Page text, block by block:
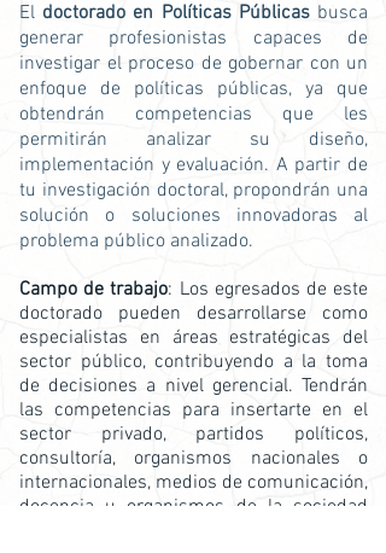
El doctorado en Políticas Públicas busca
generar profesionistas capaces de
investigar el proceso de gobernar con un
enfoque de políticas públicas, ya que
obtendrán competencias que les
permitirán analizar su diseño,
implementación y evaluación. A partir de
tu investigación doctoral, propondrán una
solución o soluciones innovadoras al
problema público analizado.
Campo de trabajo: Los egresados de este
doctorado pueden desarrollarse como
especialistas en áreas estratégicas del
sector público, contribuyendo a la toma
de decisiones a nivel gerencial. Tendrán
las competencias para insertarte en el
sector privado, partidos políticos,
consultoría, organismos nacionales o
internacionales, medios de comunicación,
docencia u organismos de la sociedad